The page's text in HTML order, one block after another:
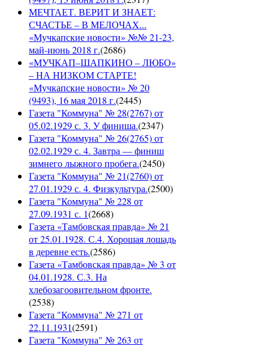
МЕЧТАЕТ. ВЕРИТ И ЗНАЕТ:
СЧАСТЬЕ – В МЕЛОЧАХ...
«Мучкапские новости» №№ 21-23,
май-июнь 2018 г.(2686)
«МУЧКАП–ШАПКИНО – ЛЮБО»
– НА НИЗКОМ СТАРТЕ!
«Мучкапские новости» № 20
(9493), 16 мая 2018 г.(2445)
Газета "Коммуна" № 28(2767) от
05.02.1929 с. 3. У финиша.(2347)
Газета "Коммуна" № 26(2765) от
02.02.1929 с. 4. Завтра — финиш
зимнего лыжного пробега.(2450)
Газета "Коммуна" № 21(2760) от
27.01.1929 с. 4. Физкультура.(2500)
Газета "Коммуна" № 228 от
27.09.1931 с. 1(2668)
Газета «Тамбовская правда» № 21
от 25.01.1928. С.4. Хорошая лошадь
в деревне есть.(2586)
Газета «Тамбовская правда» № 3 от
04.01.1928. С.3. На
хлебозагоовительном фронте.
(2538)
Газета "Коммуна" № 271 от
22.11.1931(2591)
Газета "Коммуна" № 263 от